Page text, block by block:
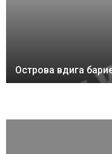
Острова вдига